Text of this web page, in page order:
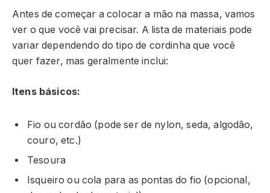
Antes de começar a colocar a mão na massa, vamos
ver o que você vai precisar. A lista de materiais pode
variar dependendo do tipo de cordinha que você
quer fazer, mas geralmente inclui:
Itens básicos:
Fio ou cordão (pode ser de nylon, seda, algodão,
couro, etc.)
Tesoura
Isqueiro ou cola para as pontas do fio (opcional,